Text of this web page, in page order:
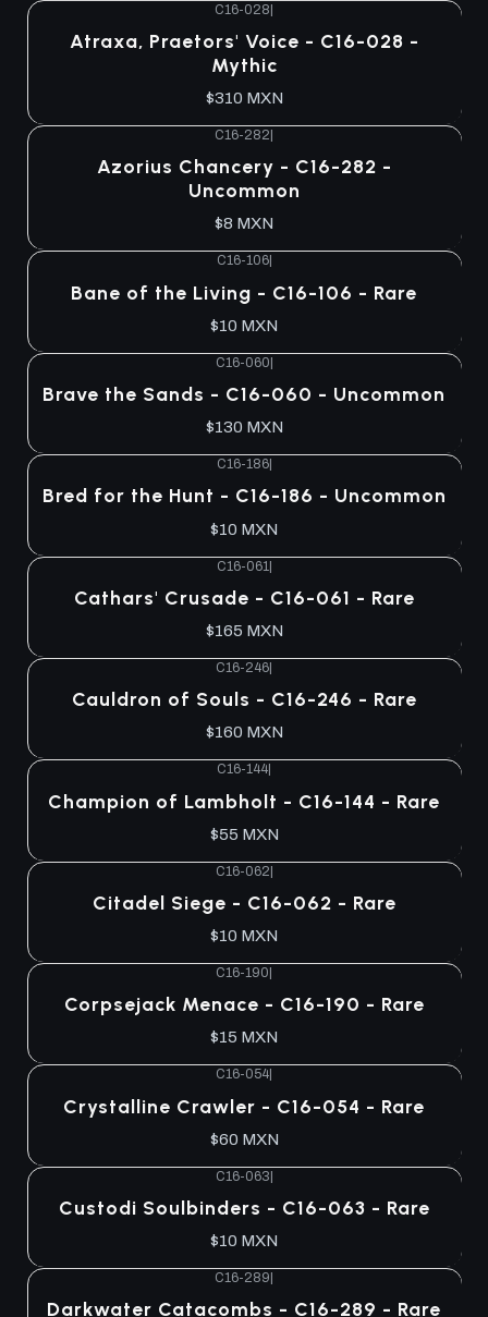
C16-028|
Atraxa, Praetors' Voice - C16-028 -
Mythic
$310 MXN
C16-282
Azorius Chancery - C16-282 -
Uncommon
$8 MXN
C16-106|
Bane of the Living - C16-106 - Rare
$10 MXN
C16-060|
Brave the Sands - C16-060 - Uncommon
$130 MXN
C16-186|
Bred for the Hunt - C16-186 - Uncommon
$10 MXN
C16-061 |
Cathars' Crusade - C16-061 - Rare
$165 MXN
C16-246
Cauldron of Souls - C16-246 - Rare
$160 MXN
C16-144
Champion of Lambholt - C16-144 - Rare
$55 MXN
C16-062|
Citadel Siege - C16-062 - Rare
$10 MXN
C16-190
Corpsejack Menace - C16-190 - Rare
$15 MXN
C16-054
Crystalline Crawler - C16-054 - Rare
$60 MXN
C16-063|
Custodi Soulbinders - C16-063 - Rare
$10 MXN
C16-289
Darkwater Catacombs - C16-289 - Rare